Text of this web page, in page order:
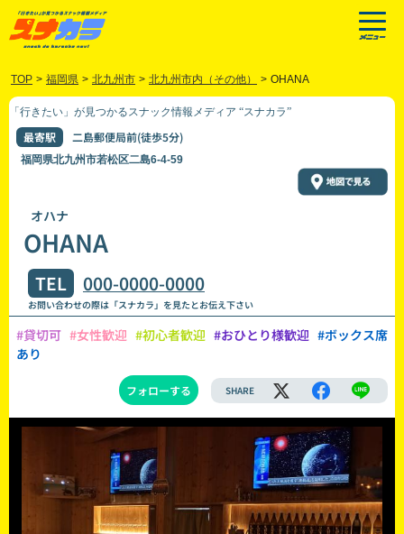
TOP > 福岡県 > 北九州市 > 北九州市内（その他） > OHANA
「行きたい」が見つかるスナック情報メディア “スナカラ”
最寄駅 二島郵便局前(徒歩5分)
福岡県北九州市若松区二島6-4-59
オハナ
OHANA
TEL 000-0000-0000
お問い合わせの際は「スナカラ」を見たとお伝え下さい
#貸切可 #女性歓迎 #初心者歓迎 #おひとり様歓迎 #ボックス席
あり
フォローする SHARE